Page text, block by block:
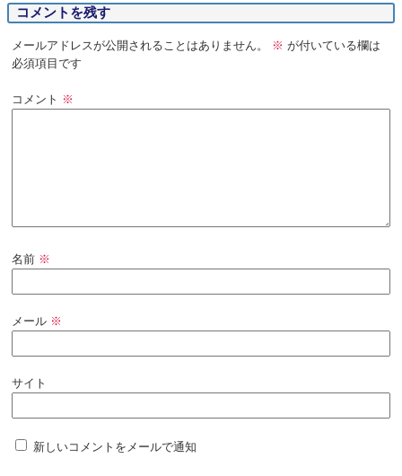
コメントを残す
メールアドレスが公開されることはありません。 ※ が付いている欄は
必須項目です
コメント ※
名前 ※
メール ※
サイト
新しいコメントをメールで通知